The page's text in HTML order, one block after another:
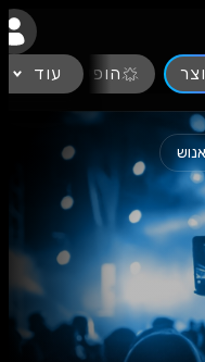
הופעות חיות
עוד